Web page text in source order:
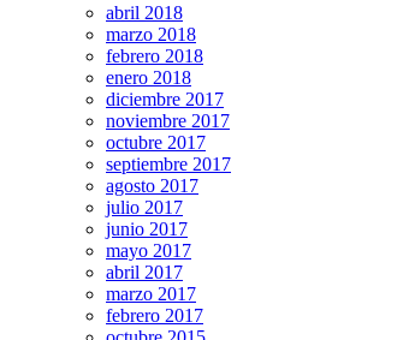
abril 2018
marzo 2018
febrero 2018
enero 2018
diciembre 2017
noviembre 2017
octubre 2017
septiembre 2017
agosto 2017
julio 2017
junio 2017
mayo 2017
abril 2017
marzo 2017
febrero 2017